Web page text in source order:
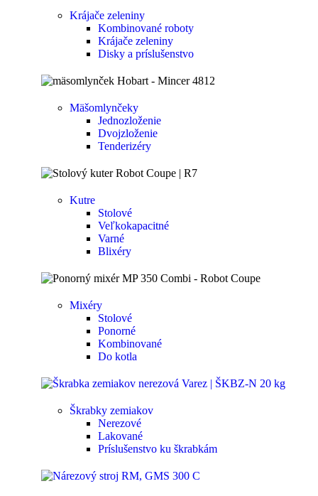
Krájače zeleniny
Kombinované roboty
Krájače zeleniny
Disky a príslušenstvo
Mäšomlynčeky
Jednozloženie
Dvojzloženie
Tenderizéry
Kutre
Stolové
Veľkokapacitné
Varné
Blixéry
Mixéry
Stolové
Ponorné
Kombinované
Do kotla
Škrabky zemiakov
Nerezové
Lakované
Príslušenstvo ku škrabkám